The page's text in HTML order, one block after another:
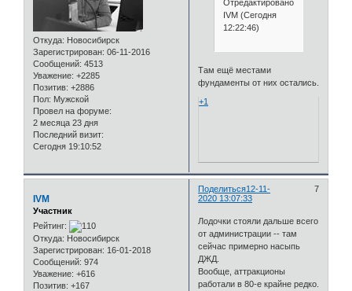
Откуда: Новосибирск
Зарегистрирован: 06-11-2016
Сообщений: 4513
Уважение: +2285
Позитив: +2886
Пол: Мужской
Провел на форуме:
2 месяца 23 дня
Последний визит:
Сегодня 19:10:52
Отредактировано
IVM (Сегодня
12:22:46)
Там ещё местами
фундаменты от них остались.
+1
Поделиться 7
12-11-
2020 13:07:33
IVM
Участник
Рейтинг:
Откуда: Новосибирск
Зарегистрирован: 16-01-2018
Сообщений: 974
Уважение: +616
Позитив: +167
Лодочки стояли дальше всего
от администрации -- там
сейчас примерно насыпь
ДЖД.
Вообще, аттракционы
работали в 80-е крайне редко.